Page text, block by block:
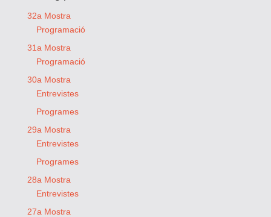
32a Mostra
Programació
31a Mostra
Programació
30a Mostra
Entrevistes
Programes
29a Mostra
Entrevistes
Programes
28a Mostra
Entrevistes
27a Mostra